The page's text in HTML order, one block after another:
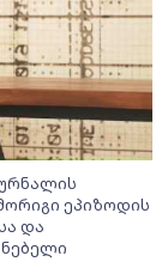
ეპიზოდის
და